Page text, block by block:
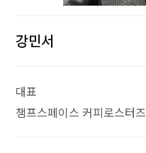
강민서
대표
챔프스페이스 커피로스터즈